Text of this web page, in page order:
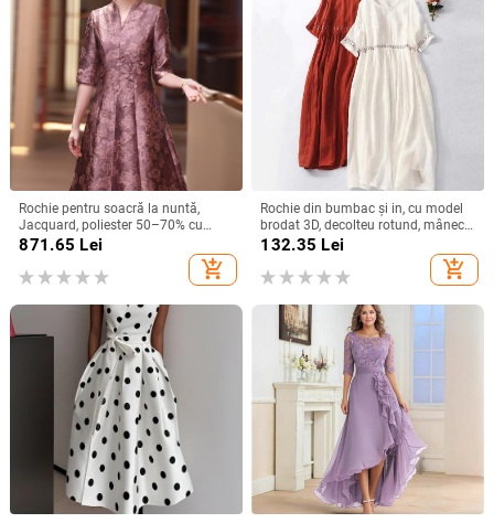
Rochie pentru soacră la nuntă,
Jacquard, poliester 50–70% cu
spandex <30%, lungime midi,
primăvara 2025, stil socialite
871.65 Lei
add_shopping_cart
Rochie din bumbac și in, cu model
brodat 3D, decolteu rotund, mâneci
scurte, talie lejeră, croială în linie A,
132.35 Lei
add_shopping_cart